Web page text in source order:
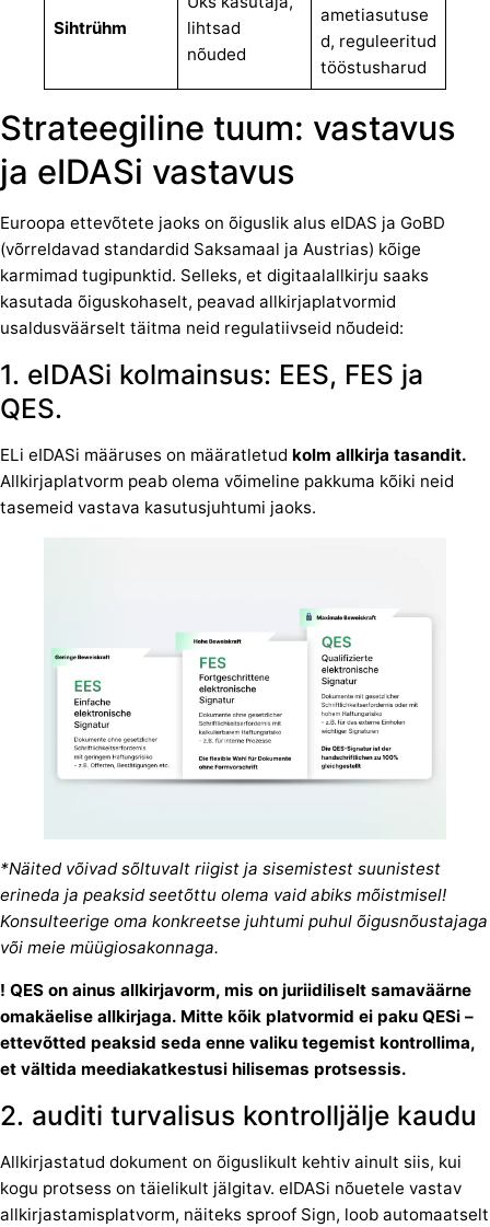
Sihtrühm
lihtsad
nõuded
ametiasutuse
d, reguleeritud
tööstusharud
Strateegiline tuum: vastavus
ja eIDASi vastavus
Euroopa ettevõtete jaoks on õiguslik alus eIDAS ja GoBD
(võrreldavad standardid Saksamaal ja Austrias) kõige
karmimad tugipunktid. Selleks, et digitaalallkirju saaks
kasutada õiguskohaselt, peavad allkirjaplatvormid
usaldusväärselt täitma neid regulatiivseid nõudeid:
1. eIDASi kolmainsus: EES, FES ja
QES.
ELi eIDASi määruses on määratletud kolm allkirja tasandit.
Allkirjaplatvorm peab olema võimeline pakkuma kõiki neid
tasemeid vastava kasutusjuhtumi jaoks.
*Näited võivad sõltuvalt riigist ja sisemistest suunistest
erineda ja peaksid seetõttu olema vaid abiks mõistmisel!
Konsulteerige oma konkreetse juhtumi puhul õigusnõustajaga
või meie müügiosakonnaga.
! QES on ainus allkirjavorm, mis on juriidiliselt samaväärne
omakäelise allkirjaga. Mitte kõik platvormid ei paku QESi –
ettevõtted peaksid seda enne valiku tegemist kontrollima,
et vältida meediakatkestusi hilisemas protsessis.
2. auditi turvalisus kontrolljälje kaudu
Allkirjastatud dokument on õiguslikult kehtiv ainult siis, kui
kogu protsess on täielikult jälgitav. eIDASi nõuetele vastav
allkirjastamisplatvorm, näiteks sproof Sign, loob automaatselt